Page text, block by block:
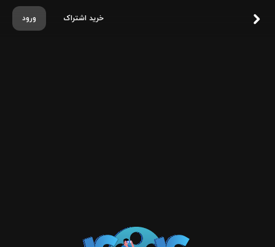
ورود خرید اشتراک